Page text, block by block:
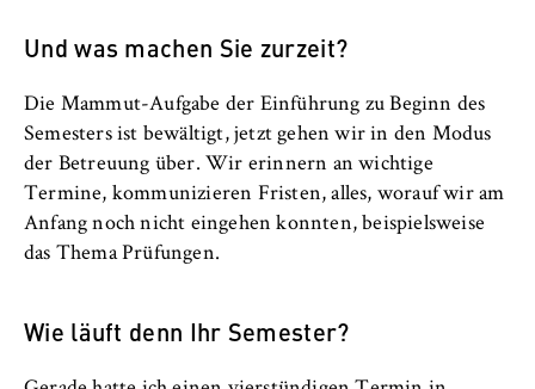
Und was machen Sie zurzeit?
Die Mammut-Aufgabe der Einführung zu Beginn des
Semesters ist bewältigt, jetzt gehen wir in den Modus
der Betreuung über. Wir erinnern an wichtige
Termine, kommunizieren Fristen, alles, worauf wir am
Anfang noch nicht eingehen konnten, beispielsweise
das Thema Prüfungen.
Wie läuft denn Ihr Semester?